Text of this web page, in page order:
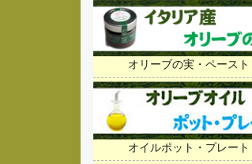
オリーブの実・ペースト
オイルポット・プレート